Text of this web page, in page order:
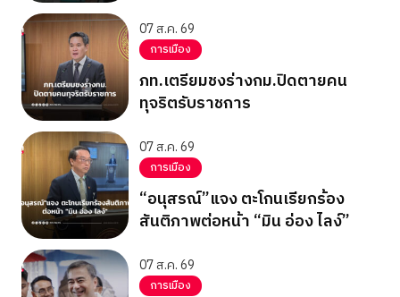
07 ส.ค. 69
การเมือง
ภท.เตรียมชงร่างกม.ปิดตายคน
ทุจริตรับราชการ
07 ส.ค. 69
การเมือง
“อนุสรณ์”แจง ตะโกนเรียกร้อง
สันติภาพต่อหน้า “มิน อ่อง ไลง์”
07 ส.ค. 69
การเมือง